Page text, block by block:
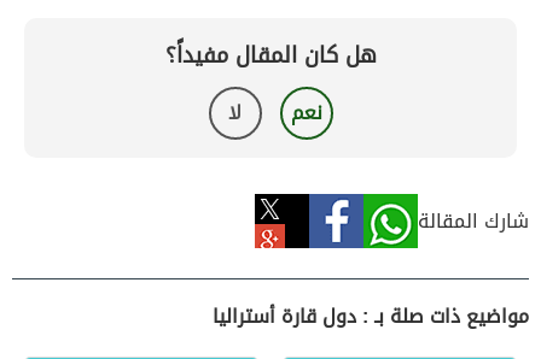
هل كان المقال مفيداً؟
نعم لا
شارك المقالة
مواضيع ذات صلة بـ : دول قارة أستراليا